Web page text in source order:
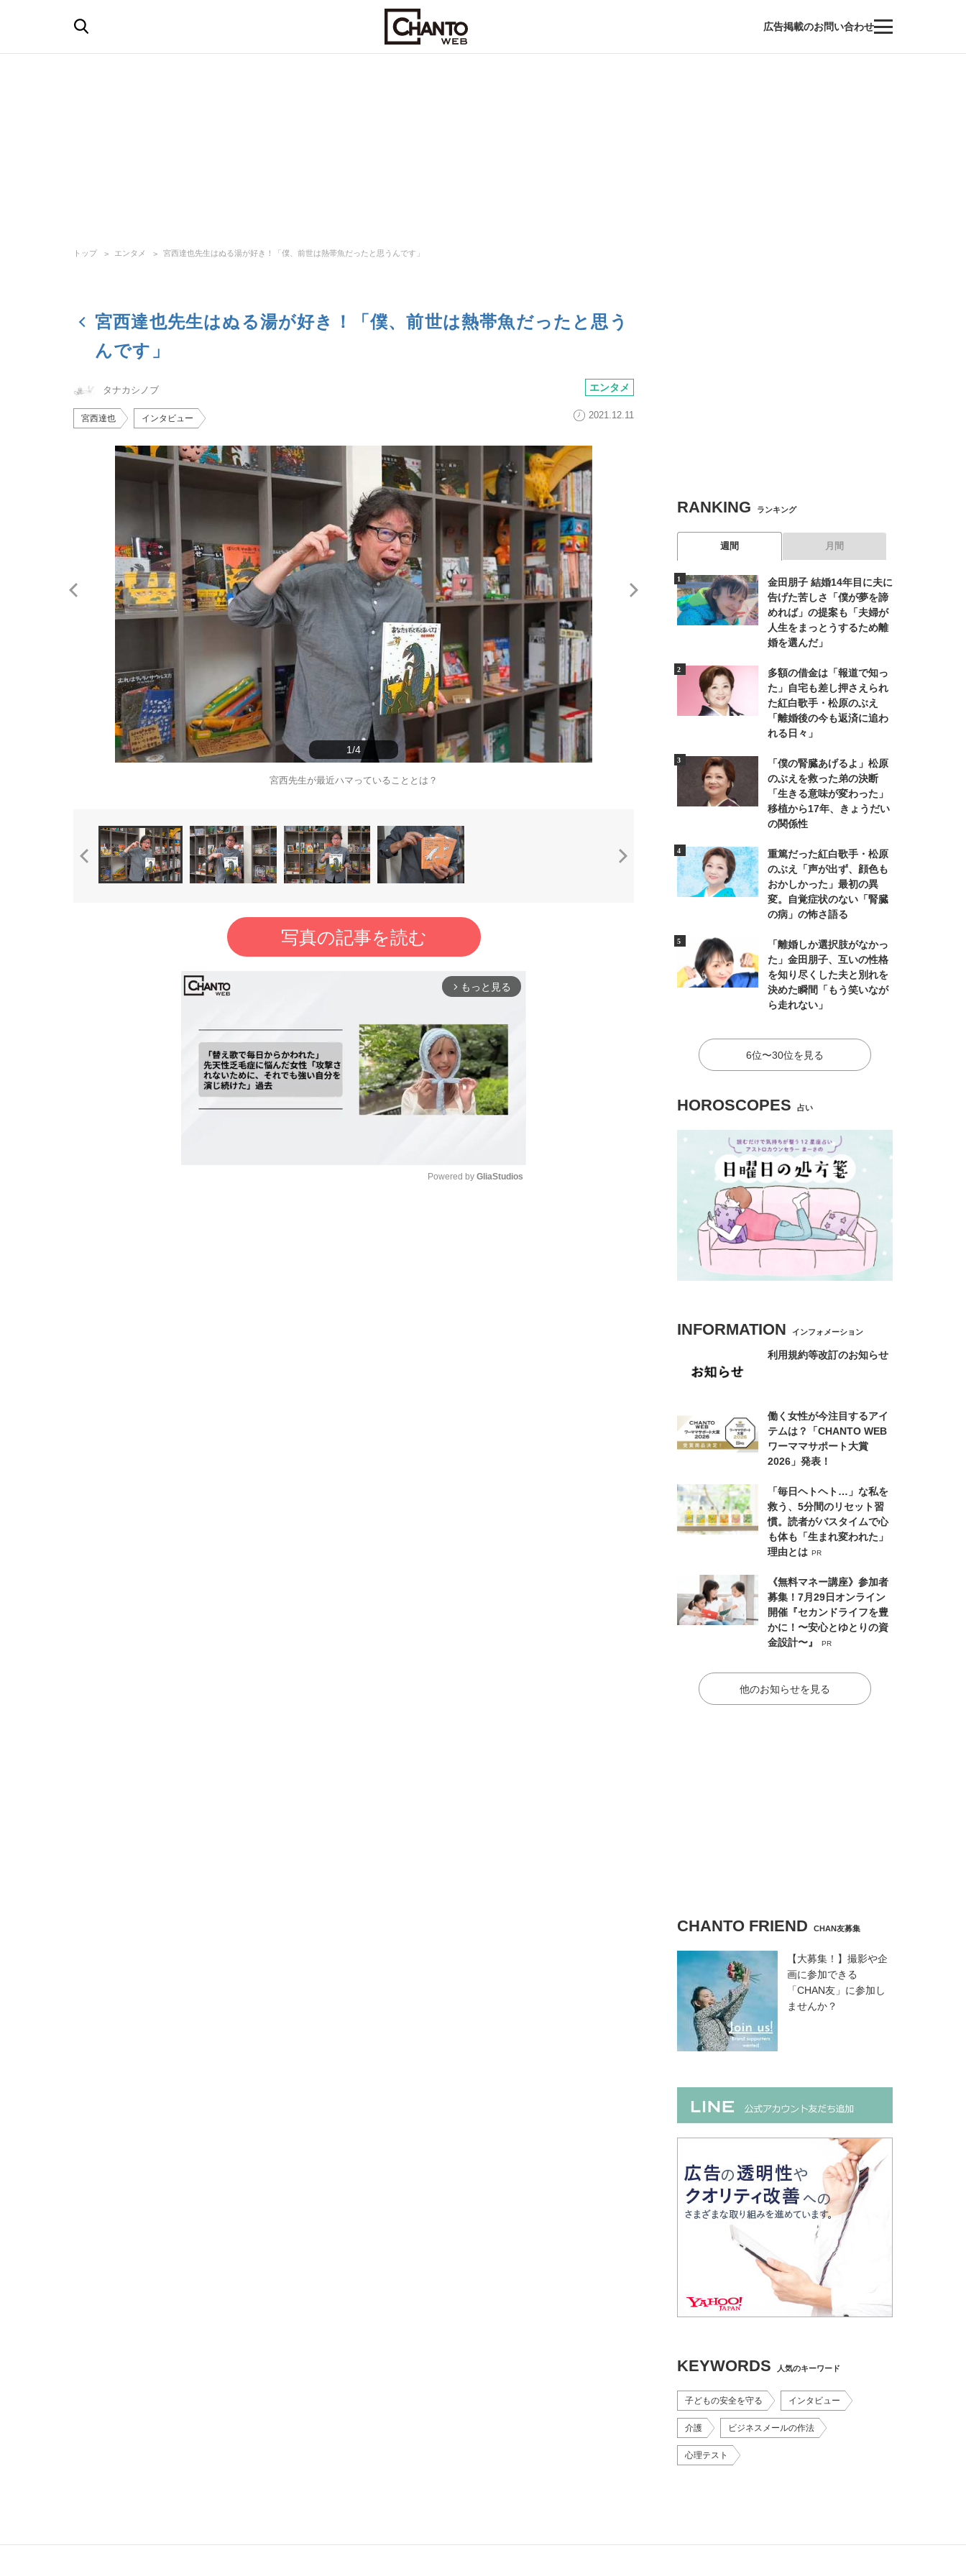
広告掲載のお問い合わせ
トップ エンタメ 宮西達也先生はぬる湯が好き！「僕、前世は熱帯魚だったと思うんです」
宮西達也先生はぬる湯が好き！「僕、前世は熱帯魚だったと思う
んです」
タナカシノブ エンタメ
宮西達也 インタビュー 2021.12.11
1/4
宮西先生が最近ハマっていることとは？ 絵本作りの行程、企業秘密まで教え
写真の記事を読む
arrow_forward_ios もっと見る
Powered by GliaStudios
RANKING ランキング
週間 月間
金田朋子 結婚14年目に夫に
告げた苦しさ「僕が夢を諦
めれば」の提案も「夫婦が
人生をまっとうするため離
婚を選んだ」
多額の借金は「報道で知っ
た」自宅も差し押さえられ
た紅白歌手・松原のぶえ
「離婚後の今も返済に追わ
れる日々」
「僕の腎臓あげるよ」松原
のぶえを救った弟の決断
「生きる意味が変わった」
移植から17年、きょうだい
の関係性
重篤だった紅白歌手・松原
のぶえ「声が出ず、顔色も
おかしかった」最初の異
変。自覚症状のない「腎臓
の病」の怖さ語る
「離婚しか選択肢がなかっ
た」金田朋子、互いの性格
を知り尽くした夫と別れを
決めた瞬間「もう笑いなが
ら走れない」
6位〜30位を見る
HOROSCOPES 占い
INFORMATION インフォメーション
利用規約等改訂のお知らせ
働く女性が今注目するアイ
テムは？「CHANTO WEB
ワーママサポート大賞
2026」発表！
「毎日ヘトヘト…」な私を
救う、5分間のリセット習
慣。読者がバスタイムで心
も体も「生まれ変われた」
理由とは PR
《無料マネー講座》参加者
募集！7月29日オンライン
開催『セカンドライフを豊
かに！〜安心とゆとりの資
金設計〜』
PR
他のお知らせを見る
CHANTO FRIEND CHAN友募集
【大募集！】撮影や企
画に参加できる
「CHAN友」に参加し
ませんか？
KEYWORDS 人気のキーワード
子どもの安全を守る インタビュー
介護 ビジネスメールの作法
心理テスト